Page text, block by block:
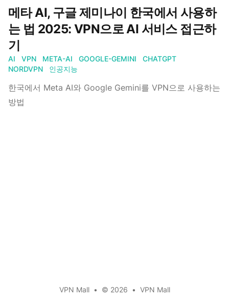
메타 AI, 구글 제미나이 한국에서 사용하
는 법 2025: VPN으로 AI 서비스 접근하
기
AI VPN META-AI GOOGLE-GEMINI
CHATGPT
NORDVPN
인공지능
한국에서 Meta AI와 Google Gemini를 VPN으로 사용하는
방법
VPN Mall • © 2026 • VPN Mall